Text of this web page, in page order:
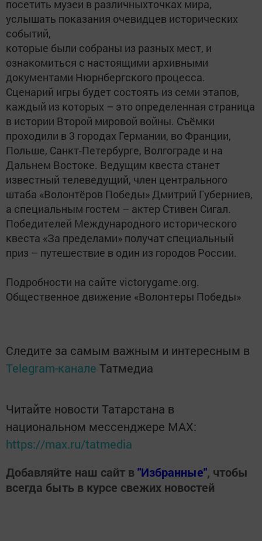
посетить музеи в различныхточках мира,
услышать показания очевидцев исторических
событий,
которые были собраны из разных мест, и
ознакомиться с настоящими архивными
документами Нюрнбергского процесса.
Сценарий игры будет состоять из семи этапов,
каждый из которых – это определенная страница
в истории Второй мировой войны. Съёмки
проходили в 3 городах Германии, во Франции,
Польше, Санкт-Петербурге, Волгограде и на
Дальнем Востоке. Ведущим квеста станет
известный телеведущий, член центрального
штаба «Волонтёров Победы» Дмитрий Губерниев,
а специальным гостем – актер Стивен Сигал.
Победителей Международного исторического
квеста «За пределами» получат специальный
приз – путешествие в один из городов России.
Подробности на сайте victorygame.org.
Общественное движение «Волонтеры Победы»
Следите за самым важным и интересным в
Telegram-канале Татмедиа
Читайте новости Татарстана в
национальном мессенджере MАХ:
https://max.ru/tatmedia
Добавляйте наш сайт в"Избранные", чтобы
всегда быть в курсе свежих новостей